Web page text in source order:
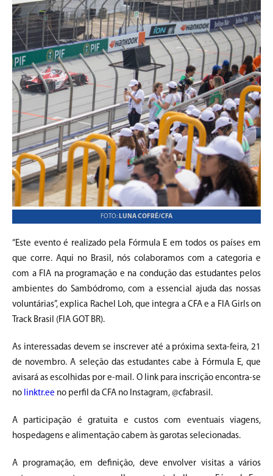
FOTO: LUNA COFRÉ/CFA
“Este evento é realizado pela Fórmula E em todos os países em
que corre. Aqui no Brasil, nós colaboramos com a categoria e
com a FIA na programação e na condução das estudantes pelos
ambientes do Sambódromo, com a essencial ajuda das nossas
voluntárias”, explica Rachel Loh, que integra a CFA e a FIA Girls on
Track Brasil (FIA GOT BR).
As interessadas devem se inscrever até a próxima sexta-feira, 21
de novembro. A seleção das estudantes cabe à Fórmula E, que
avisará as escolhidas por e-mail. O link para inscrição encontra-se
no linktr.ee no perfil da CFA no Instagram, @cfabrasil.
A participação é gratuita e custos com eventuais viagens,
hospedagens e alimentação cabem às garotas selecionadas.
A programação, em definição, deve envolver visitas a vários